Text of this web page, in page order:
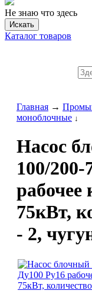
Не знаю что здесь
Искать
Каталог товаров
Главная →
моноблочные ↓
Насос
100/
рабочее
75кВт,
- 2,